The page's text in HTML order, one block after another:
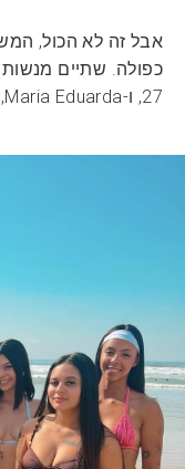
אבל זה לא הכול,
27, ו-Maria Eduarda, בת 19.